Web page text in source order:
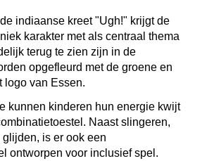
indiaanse kreet "Ugh!" krijgt de
karakter met als centraal thema
terug te zien zijn in de
opgefleurd met de groene en
logo van Essen.
kunnen kinderen hun energie kwijt
Naast slingeren,
is er ook een
ontworpen voor inclusief spel.